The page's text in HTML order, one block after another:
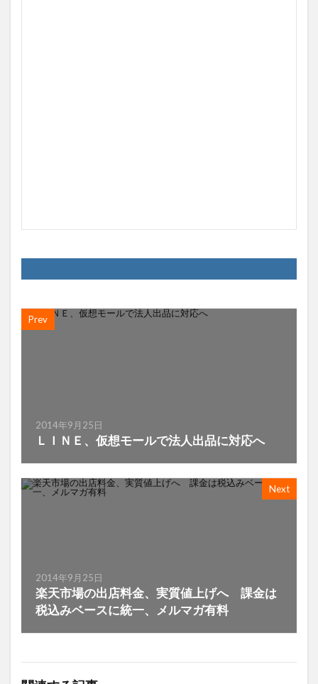
Prev
2014年9月25日
ＬＩＮＥ、仮想モールで法人出品に対応へ
Next
2014年9月25日
楽天市場の出店料金、実質値上げへ 課金は
税込みベースに統一、メルマガ有料